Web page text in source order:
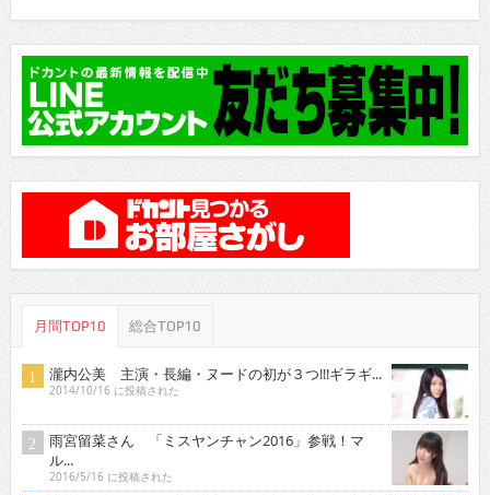
月間TOP10 総合TOP10
瀧内公美 主演・長編・ヌードの初が３つ!!!ギラギ...
2014/10/16 に投稿された
雨宮留菜さん 「ミスヤンチャン2016」参戦！マ
ル...
2016/5/16 に投稿された